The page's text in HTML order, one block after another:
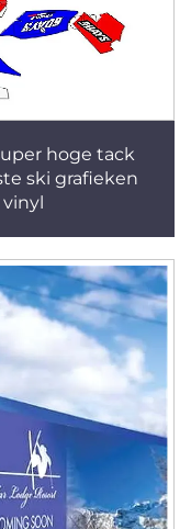
hoge tack
ski grafieken